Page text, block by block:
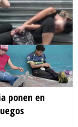
ponen en